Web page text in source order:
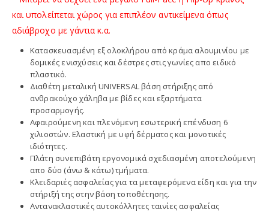
και υπολείπεται χώρος για επιπλέον αντικείμενα όπως
αδιάβροχο με γάντια κ.α.
Κατασκευασμένη εξ ολοκλήρου από κράμα αλουμινίου με
δομικές ενισχύσεις και δέστρες στις γωνίες απο ειδικό
πλαστικό.
Διαθέτη μεταλική UNIVERSAL βάση στήριξης από
ανθρακούχο χάληβα με βίδες και εξαρτήματα
προσαρμογής.
Αφαιρούμενη και πλενόμενη εσωτερική επένδυση 6
χιλιοστών. Ελαστική με υφή δέρματος και μονοτικές
ιδιότητες.
Πλάτη συνεπιβάτη εργονομικά σχεδιασμένη αποτελούμενη
απο δύο (άνω & κάτω) τμήματα.
Κλειδαριές ασφαλείας για τα μεταφερόμενα είδη και για την
στήριξή της στην βάση τοποθέτησης.
Αντανακλαστικές αυτοκόλλητες ταινίες ασφαλείας